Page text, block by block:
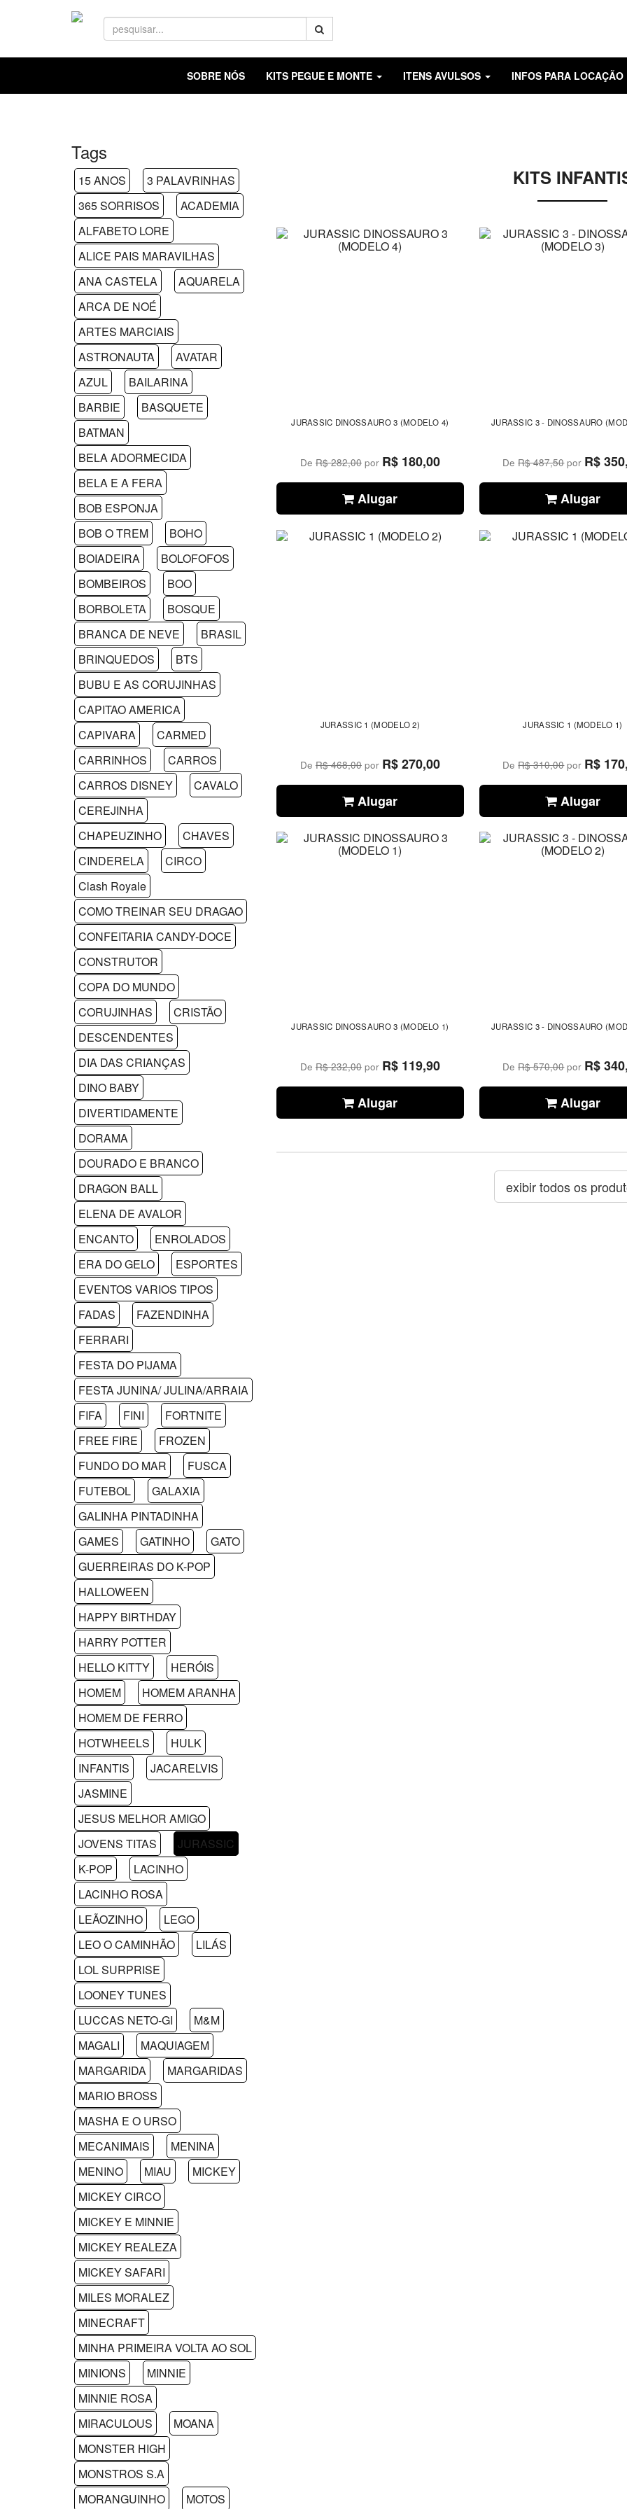
SOBRE NÓS KITS PEGUE E MONTE ITENS AVULSOS INFOS PARA LOCAÇÃO
Tags
15 ANOS
3 PALAVRINHAS
365 SORRISOS
ACADEMIA
ALFABETO LORE
ALICE PAIS MARAVILHAS
ANA CASTELA
AQUARELA
ARCA DE NOÉ
ARTES MARCIAIS
ASTRONAUTA
AVATAR
AZUL
BAILARINA
BARBIE
BASQUETE
BATMAN
BELA ADORMECIDA
BELA E A FERA
BOB ESPONJA
BOB O TREM
BOHO
BOIADEIRA
BOLOFOFOS
BOMBEIROS
BOO
BORBOLETA
BOSQUE
BRANCA DE NEVE
BRASIL
BRINQUEDOS
BTS
BUBU E AS CORUJINHAS
CAPITAO AMERICA
CAPIVARA
CARMED
CARRINHOS
CARROS
CARROS DISNEY
CAVALO
CEREJINHA
CHAPEUZINHO
CHAVES
CINDERELA
CIRCO
Clash Royale
COMO TREINAR SEU DRAGAO
CONFEITARIA CANDY-DOCE
CONSTRUTOR
COPA DO MUNDO
CORUJINHAS
CRISTÃO
DESCENDENTES
DIA DAS CRIANÇAS
DINO BABY
DIVERTIDAMENTE
DORAMA
DOURADO E BRANCO
DRAGON BALL
ELENA DE AVALOR
ENCANTO
ENROLADOS
ERA DO GELO
ESPORTES
EVENTOS VARIOS TIPOS
FADAS
FAZENDINHA
FERRARI
FESTA DO PIJAMA
FESTA JUNINA/ JULINA/ARRAIA
FIFA
FINI
FORTNITE
FREE FIRE
FROZEN
FUNDO DO MAR
FUSCA
FUTEBOL
GALAXIA
GALINHA PINTADINHA
GAMES
GATINHO
GATO
GUERREIRAS DO K-POP
HALLOWEEN
HAPPY BIRTHDAY
HARRY POTTER
HELLO KITTY
HERÓIS
HOMEM
HOMEM ARANHA
HOMEM DE FERRO
HOTWHEELS
HULK
INFANTIS
JACARELVIS
JASMINE
JESUS MELHOR AMIGO
JOVENS TITAS
JURASSIC
K-POP
LACINHO
LACINHO ROSA
LEÃOZINHO
LEGO
LEO O CAMINHÃO
LILÁS
LOL SURPRISE
LOONEY TUNES
LUCCAS NETO-GI
M&M
MAGALI
MAQUIAGEM
MARGARIDA
MARGARIDAS
MARIO BROSS
MASHA E O URSO
MECANIMAIS
MENINA
MENINO
MIAU
MICKEY
MICKEY CIRCO
MICKEY E MINNIE
MICKEY REALEZA
MICKEY SAFARI
MILES MORALEZ
MINECRAFT
MINHA PRIMEIRA VOLTA AO SOL
MINIONS
MINNIE
MINNIE ROSA
MIRACULOUS
MOANA
MONSTER HIGH
MONSTROS S.A
MORANGUINHO
MOTOS
KITS
JURASSIC DINOSSAURO 3 (MODELO 4)
De R$ 282,00por R$ 180,00
Alugar
JURASSIC 3 - DINOSSAURO
DeR$ 487,50por R$
Alugar
JURASSIC 1 (MODELO 2)
De R$ 468,00por R$ 270,00
Alugar
JURASSIC 1 (MODELO 1)
DeR$ 310,00por R$
Alugar
JURASSIC DINOSSAURO 3 (MODELO 1)
De R$ 232,00por R$ 119,90
Alugar
JURASSIC 3 - DINOSSAURO
DeR$ 570,00por R$
Alugar
exibir todos os